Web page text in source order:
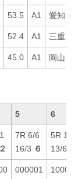
53.5 A1 愛知
52.4 A1 三重
45.0 A1 岡山
5 6
２
7R 6/6
16/3 ６
5R 1/1
13/6
000001 100000